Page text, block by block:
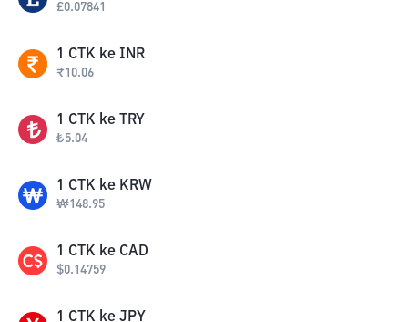
£0.07841
1 CTK ke INR
₹10.06
1 CTK ke TRY
₺5.04
1 CTK ke KRW
₩148.95
1 CTK ke CAD
$0.14759
1 CTK ke JPY